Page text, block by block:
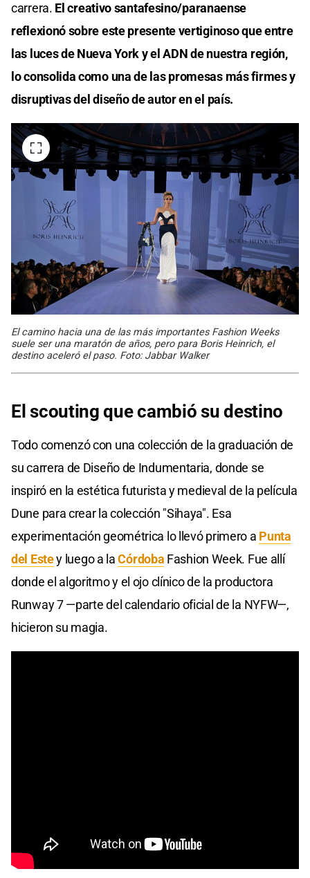
carrera. El creativo santafesino/paranaense
reflexionó sobre este presente vertiginoso que entre
las luces de Nueva York y el ADN de nuestra región,
lo consolida como una de las promesas más firmes y
disruptivas del diseño de autor en el país.
El camino hacia una de las más importantes Fashion Weeks
suele ser una maratón de años, pero para Boris Heinrich, el
destino aceleró el paso. Foto: Jabbar Walker
El scouting que cambió su destino
Todo comenzó con una colección de la graduación de
su carrera de Diseño de Indumentaria, donde se
inspiró en la estética futurista y medieval de la película
Dune para crear la colección "Sihaya". Esa
experimentación geométrica lo llevó primero a Punta
del Estey luego a laCórdoba Fashion Week. Fue allí
donde el algoritmo y el ojo clínico de la productora
Runway 7 —parte del calendario oficial de la NYFW—,
hicieron su magia.